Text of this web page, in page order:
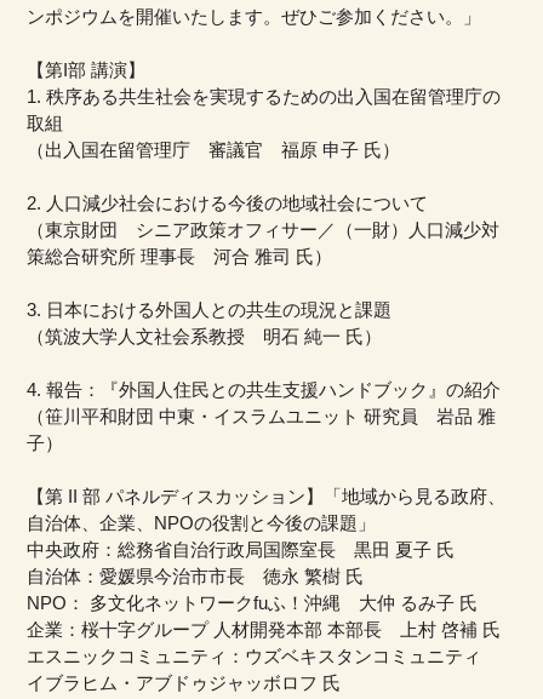
ンポジウムを開催いたします。ぜひご参加ください。」
【第I部 講演】
1. 秩序ある共生社会を実現するための出入国在留管理庁の
取組
（出入国在留管理庁 審議官 福原 申子 氏）
2. 人口減少社会における今後の地域社会について
（東京財団 シニア政策オフィサー／（一財）人口減少対
策総合研究所 理事長 河合 雅司 氏）
3. 日本における外国人との共生の現況と課題
（筑波大学人文社会系教授 明石 純一 氏）
4. 報告：『外国人住民との共生支援ハンドブック』の紹介
（笹川平和財団 中東・イスラムユニット 研究員 岩品 雅
子）
【第 II 部 パネルディスカッション】「地域から見る政府、
自治体、企業、NPOの役割と今後の課題」
中央政府：総務省自治行政局国際室長 黒田 夏子 氏
自治体：愛媛県今治市市長 徳永 繁樹 氏
NPO： 多文化ネットワークfuふ！沖縄 大仲 るみ子 氏
企業：桜十字グループ 人材開発本部 本部長 上村 啓補 氏
エスニックコミュニティ：ウズベキスタンコミュニティ
イブラヒム・アブドゥジャッボロフ 氏